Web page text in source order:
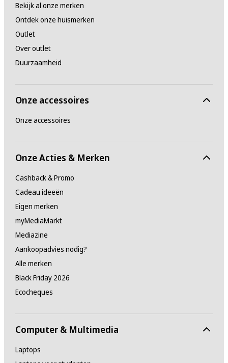
Bekijk al onze merken
Ontdek onze huismerken
Outlet
Over outlet
Duurzaamheid
Onze accessoires
Onze accessoires
Onze Acties & Merken
Cashback & Promo
Cadeau ideeën
Eigen merken
myMediaMarkt
Mediazine
Aankoopadvies nodig?
Alle merken
Black Friday 2026
Ecocheques
Computer & Multimedia
Laptops